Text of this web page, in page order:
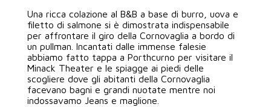
Una ricca colazione al B&B a base di burro, uova e
filetto di salmone si è dimostrata indispensabile
per affrontare il giro della Cornovaglia a bordo di
un pullman. Incantati dalle immense falesie
abbiamo fatto tappa a Porthcurno per visitare il
Minack Theater e le spiagge ai piedi delle
scogliere dove gli abitanti della Cornovaglia
facevano bagni e grandi nuotate mentre noi
indossavamo Jeans e maglione.